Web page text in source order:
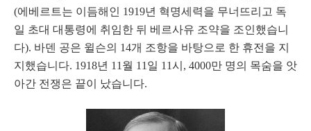
(에베르트는 이듬해인 1919년 혁명세력을 무너뜨리고 독
일 초대 대통령에 취임한 뒤 베르사유 조약을 조인했습니
다). 바덴 공은 윌슨의 14개 조항을 바탕으로 한 휴전을 지
지했습니다. 1918년 11월 11일 11시, 4000만 명의 목숨을 앗
아간 전쟁은 끝이 났습니다.